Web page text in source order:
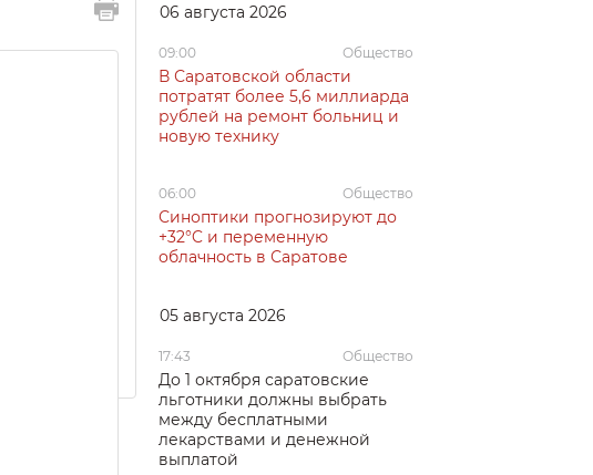
06 августа 2026
09:00 Общество
В Саратовской области
потратят более 5,6 миллиарда
рублей на ремонт больниц и
новую технику
06:00 Общество
Синоптики прогнозируют до
+32°C и переменную
облачность в Саратове
05 августа 2026
17:43 Общество
До 1 октября саратовские
льготники должны выбрать
между бесплатными
лекарствами и денежной
выплатой